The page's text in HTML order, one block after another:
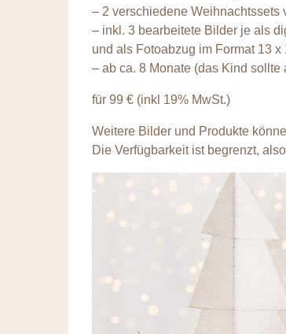
– 2 verschiedene Weihnachtssets
– inkl. 3 bearbeitete Bilder je als
und als Fotoabzug im Format 13 x
– ab ca. 8 Monate (das Kind
für 99 € (inkl 19% MwSt.)
Weitere Bilder und Produkte
Die Verfügbarkeit ist begrenzt,